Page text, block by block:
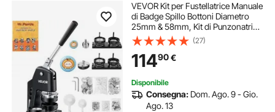
VEVOR Kit per Fustellatrice Manuale
di Badge Spillo Bottoni Diametro
25mm & 58mm, Kit di Punzonatrice
Manuale in Lega di Alluminio per
Badge Spillo Regalo Fai-da-te
Accessori Completi Modelli Rotondi
(27)
11490€
Disponibile
Consegna: Dom. Ago. 9 - Gio.
Ago. 13